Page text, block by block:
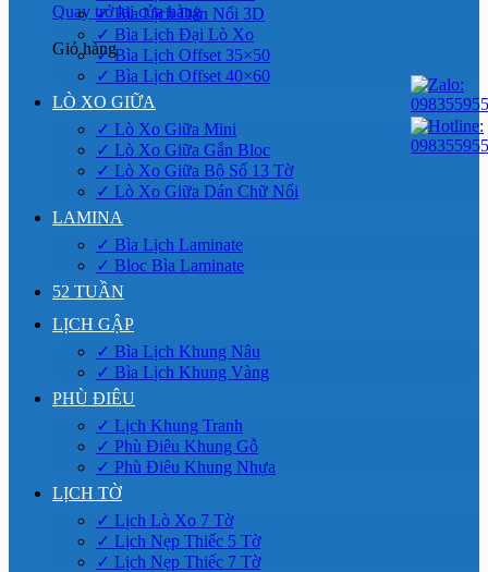
Quay trở lại cửa hàng
Giỏ hàng
✓ Bìa Lịch Dán Nổi 3D
✓ Bìa Lịch Đại Lò Xo
✓ Bìa Lịch Offset 35×50
✓ Bìa Lịch Offset 40×60
LÒ XO GIỮA
✓ Lò Xo Giữa Mini
✓ Lò Xo Giữa Gắn Bloc
✓ Lò Xo Giữa Bộ Số 13 Tờ
✓ Lò Xo Giữa Dán Chữ Nổi
LAMINA
✓ Bìa Lịch Laminate
✓ Bloc Bìa Laminate
52 TUẦN
LỊCH GẬP
✓ Bìa Lịch Khung Nâu
✓ Bìa Lịch Khung Vàng
PHÙ ĐIÊU
✓ Lịch Khung Tranh
✓ Phù Điêu Khung Gỗ
✓ Phù Điêu Khung Nhựa
LỊCH TỜ
✓ Lịch Lò Xo 7 Tờ
✓ Lịch Nẹp Thiếc 5 Tờ
✓ Lịch Nẹp Thiếc 7 Tờ